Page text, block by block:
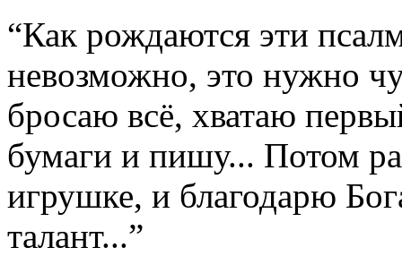
“Как рождаются эти
невозможно, это нужно
бросаю всё, хватаю
бумаги и пишу... Потом
игрушке, и благодарю
талант...”